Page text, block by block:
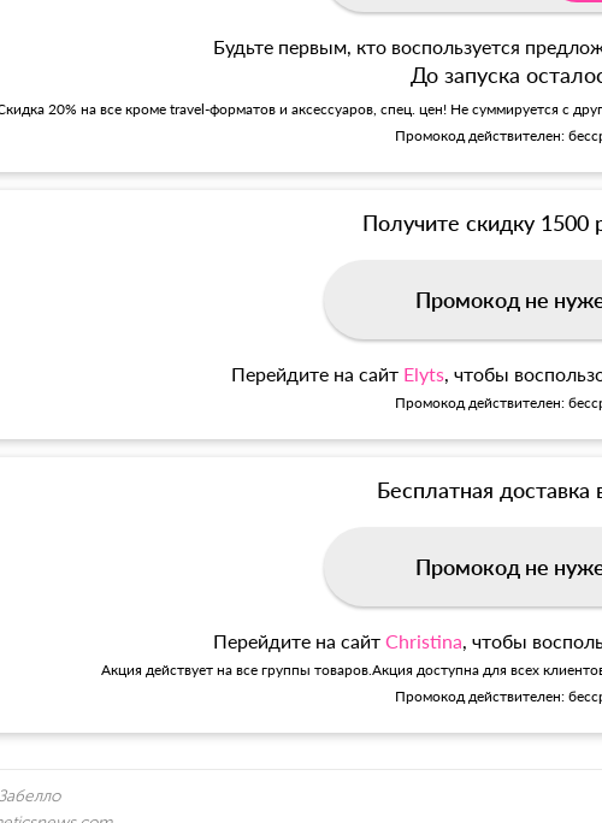
Будьте первым, кто воспользуется
До запуска
20% на все кроме travel-форматов и аксессуаров, спец. цен! Не суммируется с
Промокод действителен:
Получите скидку 1500
Промокод не
Перейдите на сайт Elyts, чтобы
Промокод действителен:
Бесплатная
Промокод не
Перейдите на сайт Christina, чтобы
Акция действует на все группы товаров.Акция доступна для всех
Промокод действителен: